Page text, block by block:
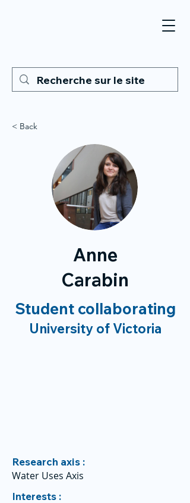
< Back
Anne
Carabin
Student collaborating
University of Victoria
Research axis :
Water Uses Axis
Interests :